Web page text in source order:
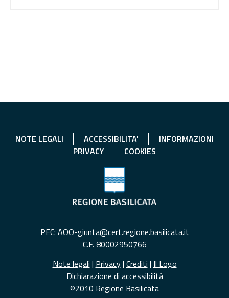
NOTE LEGALI ACCESSIBILITA'
INFORMAZIONI
PRIVACY
COOKIES
PEC: AOO-giunta@cert.regione.basilicata.it
C.F. 80002950766
Note legali | Privacy| Crediti | Il Logo
Dichiarazione di accessibilità
©2010 Regione Basilicata